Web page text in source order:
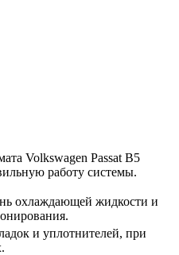
Volkswagen Passat B5
работу системы.
охлаждающей жидкости и
и уплотнителей, при